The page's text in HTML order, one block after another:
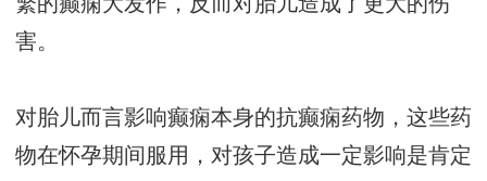
害。
对胎儿而言影响癫痫本身的抗癫痫药物，这些药
物在怀孕期间服用，对孩子造成一定影响是肯定